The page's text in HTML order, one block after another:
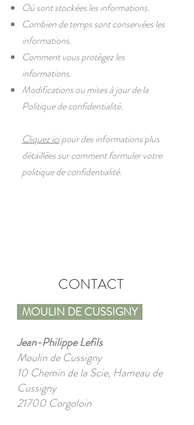
Où sont stockées les informations.
Combien de temps sont conservées les
informations.
Comment vous protégez les
informations.
Modifications ou mises à jour de la
Politique de confidentialité.
Cliquez icipour des informations plus
détaillées sur comment formuler votre
politique de confidentialité.
CONTACT
MOULIN DE CUSSIGNY
Jean-Philippe Lefils
Moulin de Cussigny
10 Chemin de la Scie, Hameau de
Cussigny
21700 Corgoloin